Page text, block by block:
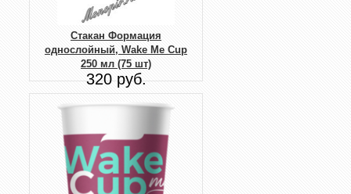
Стакан Формация
однослойный, Wake Me Cup
250 мл (75 шт)
320 руб.